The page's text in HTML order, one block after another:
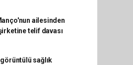
ailesinden
telif davası
sağlık